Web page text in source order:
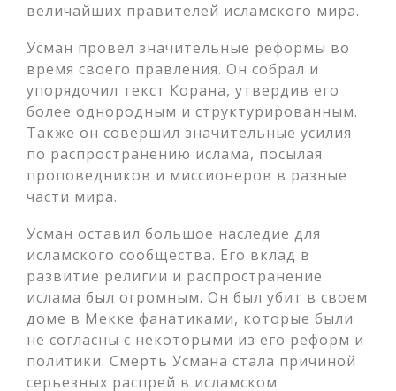
величайших правителей исламского мира.
Усман провел значительные реформы во
время своего правления. Он собрал и
упорядочил текст Корана, утвердив его
более однородным и структурированным.
Также он совершил значительные усилия
по распространению ислама, посылая
проповедников и миссионеров в разные
части мира.
Усман оставил большое наследие для
исламского сообщества. Его вклад в
развитие религии и распространение
ислама был огромным. Он был убит в своем
доме в Мекке фанатиками, которые были
не согласны с некоторыми из его реформ и
политики. Смерть Усмана стала причиной
серьезных распрей в исламском